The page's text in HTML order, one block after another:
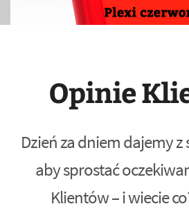
Opinie
Dzień za dniem dajemy z
aby sprostać
Klientów – i wiecie